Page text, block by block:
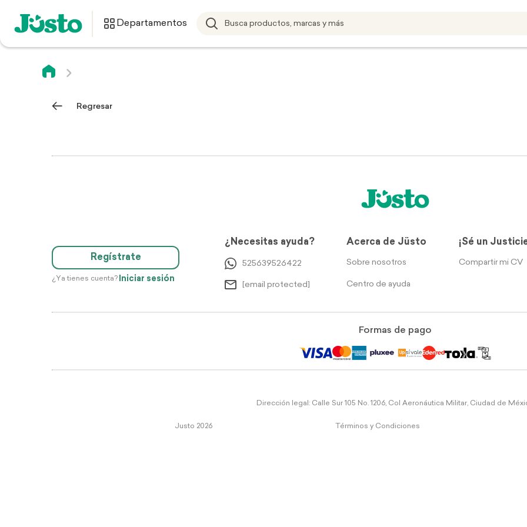
Departamentos
Regresar
Regístrate
¿Ya tienes cuenta? Iniciar sesión
¿Necesitas ayuda?
525639526422
[email protected]
Acerca de Jüsto
Sobre nosotros
Centro de ayuda
¡Sé un
Compartir mi CV
Formas de pago
Dirección legal: Calle Sur 105 No. 1206, Col Aeronáutica Militar, Ciudad de
Justo 2026 Términos y Condiciones